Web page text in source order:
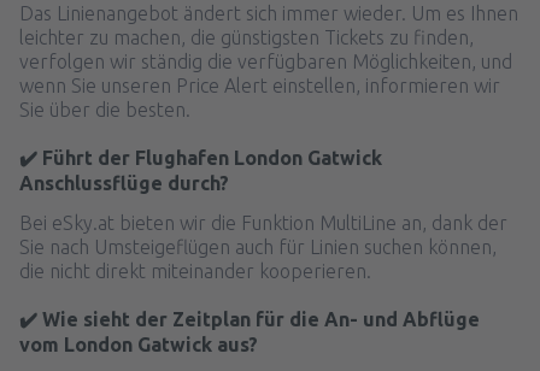
Das Linienangebot ändert sich immer wieder. Um es Ihnen
leichter zu machen, die günstigsten Tickets zu finden,
verfolgen wir ständig die verfügbaren Möglichkeiten, und
wenn Sie unseren Price Alert einstellen, informieren wir
Sie über die besten.
✔️ Führt der Flughafen London Gatwick
Anschlussflüge durch?
Bei eSky.at bieten wir die Funktion MultiLine an, dank der
Sie nach Umsteigeflügen auch für Linien suchen können,
die nicht direkt miteinander kooperieren.
✔️ Wie sieht der Zeitplan für die An- und Abflüge
vom London Gatwick aus?